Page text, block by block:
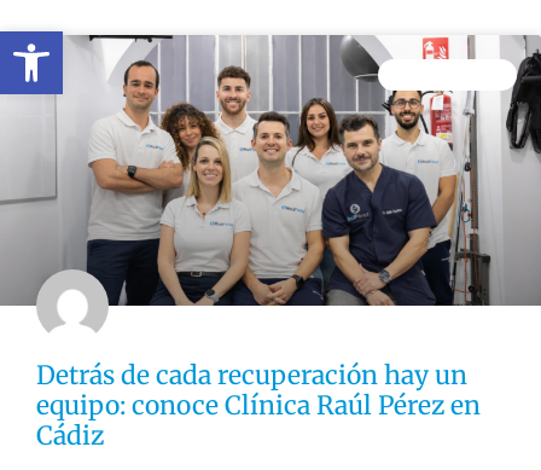
Open toolbar
Detrás de cada recuperación hay un
equipo: conoce Clínica Raúl Pérez en
Cádiz